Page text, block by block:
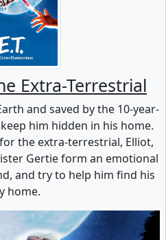
Extra-Terrestrial
and saved by the 10-year-
him hidden in his home.
the extra-terrestrial, Elliot,
Gertie form an emotional
and try to help him find his
home.